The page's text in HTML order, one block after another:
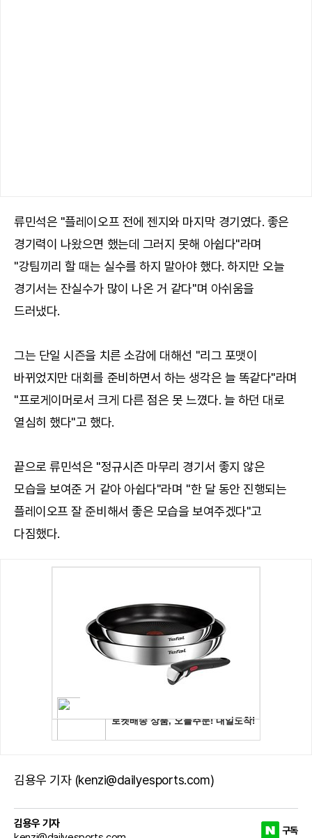
류민석은 "플레이오프 전에 젠지와 마지막 경기였다. 좋은
경기력이 나왔으면 했는데 그러지 못해 아쉽다"라며
"강팀끼리 할 때는 실수를 하지 말아야 했다. 하지만 오늘
경기서는 잔실수가 많이 나온 거 같다"며 아쉬움을
드러냈다.
그는 단일 시즌을 치른 소감에 대해선 "리그 포맷이
바뀌었지만 대회를 준비하면서 하는 생각은 늘 똑같다"라며
"프로게이머로서 크게 다른 점은 못 느꼈다. 늘 하던 대로
열심히 했다"고 했다.
끝으로 류민석은 "정규시즌 마무리 경기서 좋지 않은
모습을 보여준 거 같아 아쉽다"라며 "한 달 동안 진행되는
플레이오프 잘 준비해서 좋은 모습을 보여주겠다"고
다짐했다.
김용우 기자 (kenzi@dailyesports.com)
김용우 기자
구독